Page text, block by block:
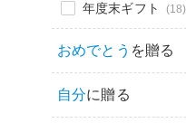
年度末ギフト (18)
おめでとう を贈る
自分に贈る